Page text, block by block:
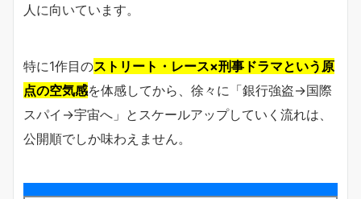
人に向いています。
特に1作目のストリート・レース×刑事ドラマという原
点の空気感を体感してから、徐々に「銀行強盗→国際
スパイ→宇宙へ」とスケールアップしていく流れは、
公開順でしか味わえません。